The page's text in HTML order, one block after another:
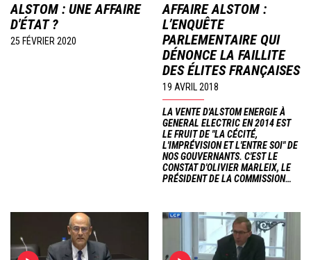
ALSTOM : UNE AFFAIRE
D'ÉTAT ?
25 FÉVRIER 2020
AFFAIRE ALSTOM :
L’ENQUÊTE
PARLEMENTAIRE QUI
DÉNONCE LA FAILLITE
DES ÉLITES FRANÇAISES
19 AVRIL 2018
LA VENTE D'ALSTOM ENERGIE À
GENERAL ELECTRIC EN 2014 EST
LE FRUIT DE "LA CÉCITÉ,
L'IMPRÉVISION ET L'ENTRE SOI" DE
NOS GOUVERNANTS. C'EST LE
CONSTAT D'OLIVIER MARLEIX, LE
PRÉSIDENT DE LA COMMISSION…